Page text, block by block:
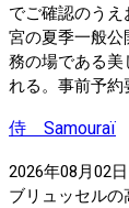
でご確認のう
宮の夏季一般公
務の場である美
れる。事前予約
侍 Samouraï
2026年08月02日
ブリュッセルの